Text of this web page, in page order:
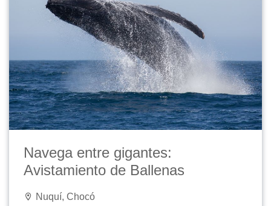
Navega entre gigantes:
Avistamiento de Ballenas
Nuquí, Chocó